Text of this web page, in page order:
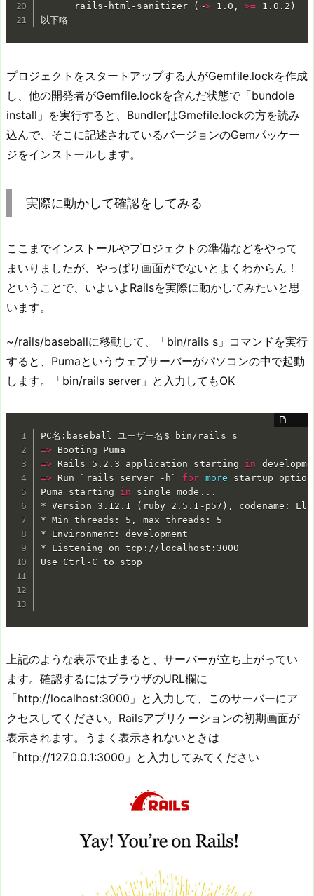
      rails-html-sanitizer
( ~> 1.0, >= 1.0.2 )
以下略
プロジェクトをスタートアップする人がGemfile.lockを作成
し、他の開発者がGemfile.lockを含んだ状態で「bundole
install」を実行すると、BundlerはGmefile.lockの方を読み
込んで、そこに記述されているバージョンのGemパッケー
ジをインストールします。
実際に動かして確認をしてみる
ここまでインストールやプロジェクトの準備などをやって
まいりましたが、やっぱり画面がでないとよくわからん！
ということで、いよいよRailsを実際に動かしてみたいと思
います。
~/rails/baseballに移動して、「bin/rails s」コマンドを実行
すると、Pumaというウェブサーバーがパソコンの中で起動
します。「bin/rails server」と入力してもOK
=>
=> Rails 5.2.3 application starting in
=> Run ` rails server -h ` for more startup
Puma starting in single mode .. .
* Version 3.12.1
( ruby 2.5.1-p57 ) , codename:
* Min threads: 5, max threads: 5
* Environment: development
* Listening on tcp://localhost:3000
Use Ctrl-C to stop
上記のような表示で止まると、サーバーが立ち上がってい
ます。確認するにはブラウザのURL欄に
「http://localhost:3000」と入力して、このサーバーにア
クセスしてください。Railsアプリケーションの初期画面が
表示されます。うまく表示されないときは
「http://127.0.0.1:3000」と入力してみてください